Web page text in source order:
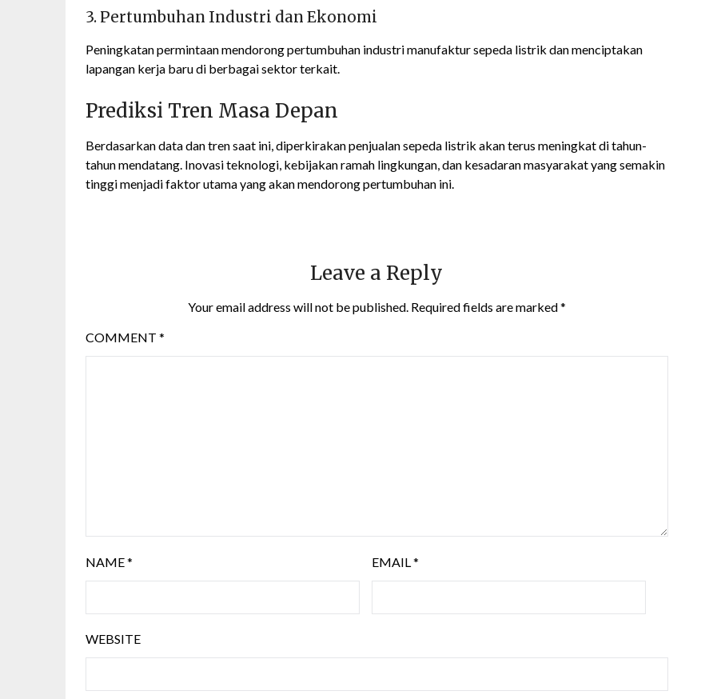
3. Pertumbuhan Industri dan Ekonomi
Peningkatan permintaan mendorong pertumbuhan industri manufaktur sepeda listrik dan menciptakan
lapangan kerja baru di berbagai sektor terkait.
Prediksi Tren Masa Depan
Berdasarkan data dan tren saat ini, diperkirakan penjualan sepeda listrik akan terus meningkat di tahun-
tahun mendatang. Inovasi teknologi, kebijakan ramah lingkungan, dan kesadaran masyarakat yang semakin
tinggi menjadi faktor utama yang akan mendorong pertumbuhan ini.
Leave a Reply
Your email address will not be published. Required fields are marked*
COMMENT *
NAME* EMAIL*
WEBSITE